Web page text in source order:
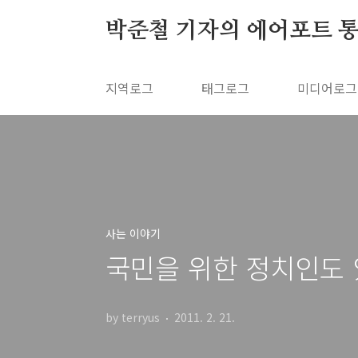
박준철 기자의 에어포트
지역로그 태그로그 미디어로그
사는 이야기
국민을 위한 정치인도
by terryus 2011. 2. 21.